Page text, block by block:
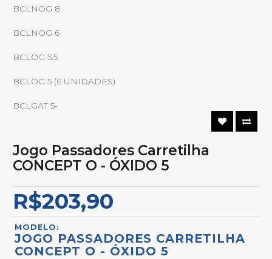
BCLNOG 8
BCLNOG 6
BCLOG 5.5
BCLOG 5 (6 UNIDADES)
BCLGAT 5-
Jogo Passadores Carretilha
CONCEPT O - ÓXIDO 5
R$203,90
MODELO:
JOGO PASSADORES CARRETILHA
CONCEPT O - ÓXIDO 5